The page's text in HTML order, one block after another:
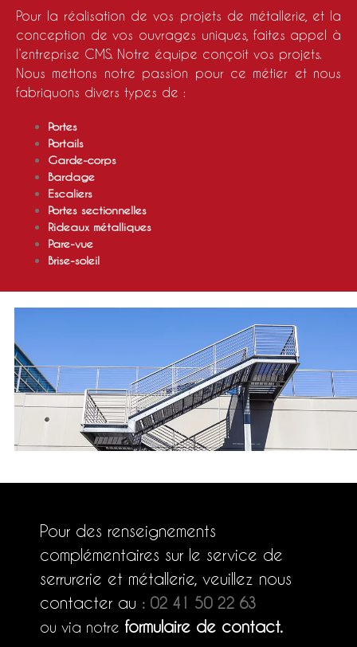
Pour la réalisation de vos projets de métallerie, et la
conception de vos ouvrages uniques, faites appel à
l’entreprise CMS. Notre équipe conçoit vos projets.
Nous mettons notre passion pour ce métier et nous
fabriquons divers types de :
Portes
Portails
Garde-corps
Bardage
Escaliers
Portes sectionnelles
Rideaux métalliques
Pare-vue
Brise-soleil
Pour des renseignements
complémentaires sur le service de
serrurerie et métallerie, veuillez nous
contacter au : 02 41 50 22 63
ou via notre formulaire de contact.